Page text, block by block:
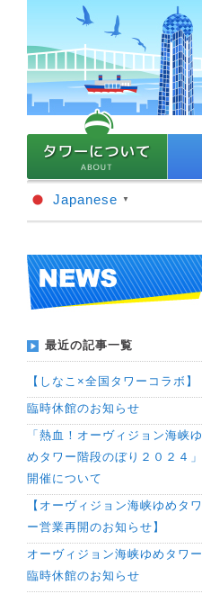
Japanese ▼
最近の記事一覧
【しなこ×全国タワーコラボ】
臨時休館のお知らせ
「熱血！オーヴィジョン海峡ゆ
めタワー階段のぼり２０２４」
開催について
【オーヴィジョン海峡ゆめタワ
ー営業再開のお知らせ】
オーヴィジョン海峡ゆめタワー
臨時休館のお知らせ